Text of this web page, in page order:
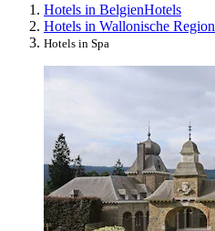
Hotels in BelgienHotels
Hotels in Wallonische Region
Hotels in Spa